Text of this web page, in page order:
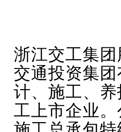
浙江交工集
交通投资集
计、施工、
工上市企业